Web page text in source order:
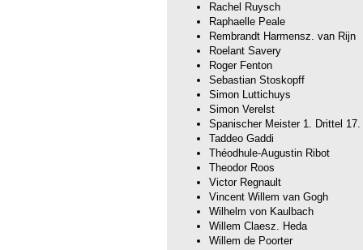
Rachel Ruysch
Raphaelle Peale
Rembrandt Harmensz. van Rijn
Roelant Savery
Roger Fenton
Sebastian Stoskopff
Simon Luttichuys
Simon Verelst
Spanischer Meister 1. Drittel
Taddeo Gaddi
Théodhule-Augustin Ribot
Theodor Roos
Victor Regnault
Vincent Willem van Gogh
Wilhelm von Kaulbach
Willem Claesz. Heda
Willem de Poorter